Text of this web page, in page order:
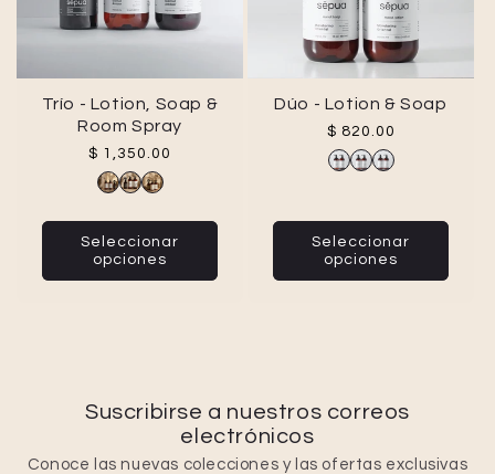
Trío - Lotion, Soap &
Room Spray
Precio habitual
$ 1,350.00
Seleccionar
opciones
Dúo - Lotion & Soap
Precio habitual
$ 820.00
Seleccionar
opciones
Suscribirse a nuestros correos
electrónicos
Conoce las nuevas colecciones y las ofertas exclusivas